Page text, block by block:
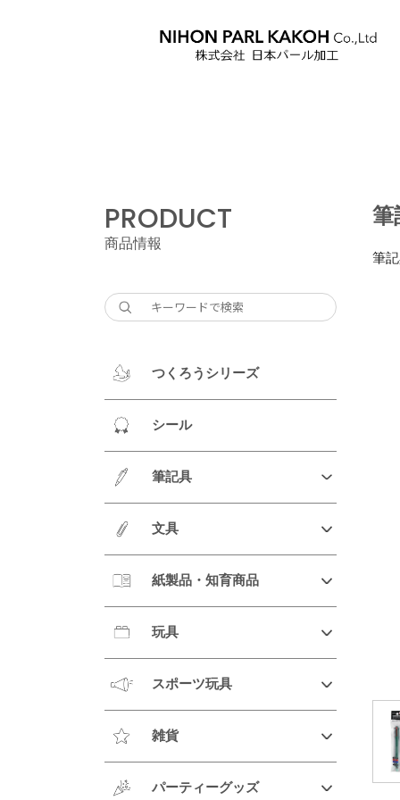
PRODUCT
商品情報
つくろうシリーズ
シール
筆記具
文具
紙製品・知育商品
玩具
スポーツ玩具
雑貨
パーティーグッズ
筆
筆